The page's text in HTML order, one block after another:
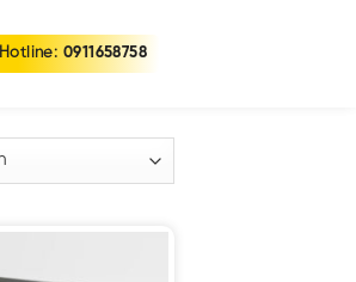
Hotline: 0911658758